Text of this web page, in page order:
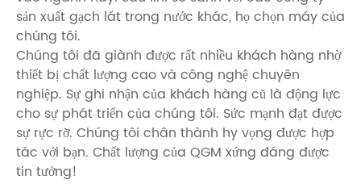
sản xuất gạch lát trong nước khác, họ chọn máy của
chúng tôi.
Chúng tôi đã giành được rất nhiều khách hàng nhờ
thiết bị chất lượng cao và công nghệ chuyên
nghiệp. Sự ghi nhận của khách hàng cũ là động lực
cho sự phát triển của chúng tôi. Sức mạnh đạt được
sự rực rỡ. Chúng tôi chân thành hy vọng được hợp
tác với bạn. Chất lượng của QGM xứng đáng được
tin tưởng!